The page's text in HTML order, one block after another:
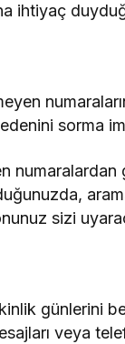
ihtiyaç
sorma
sizi
günlerini
veya